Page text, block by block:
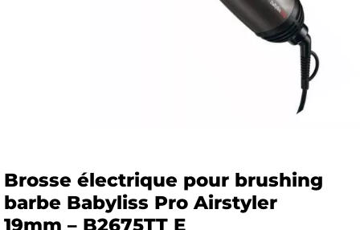
Brosse électrique pour brushing
barbe Babyliss Pro Airstyler